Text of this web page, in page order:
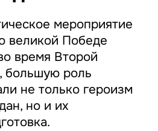
мероприятие
великой Победе
время Второй
большую роль
не только героизм
но и их